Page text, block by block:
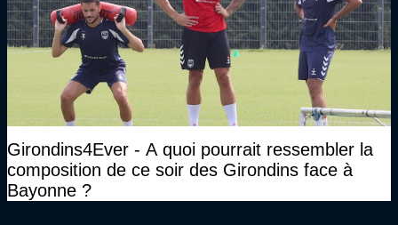
Girondins4Ever - A quoi pourrait ressembler la
composition de ce soir des Girondins face à
Bayonne ?